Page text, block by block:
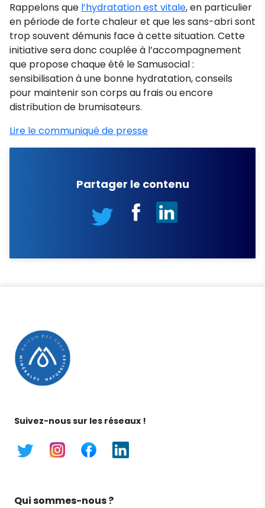
Rappelons que l’hydratation est vitale, en particulier
en période de forte chaleur et que les sans-abri sont
trop souvent démunis face à cette situation. Cette
initiative sera donc couplée à l’accompagnement
que propose chaque été le Samusocial :
sensibilisation à une bonne hydratation, conseils
pour maintenir son corps au frais ou encore
distribution de brumisateurs.
Lire le communiqué de presse
Partager le contenu
Suivez-nous sur les réseaux !
Qui sommes-nous ?